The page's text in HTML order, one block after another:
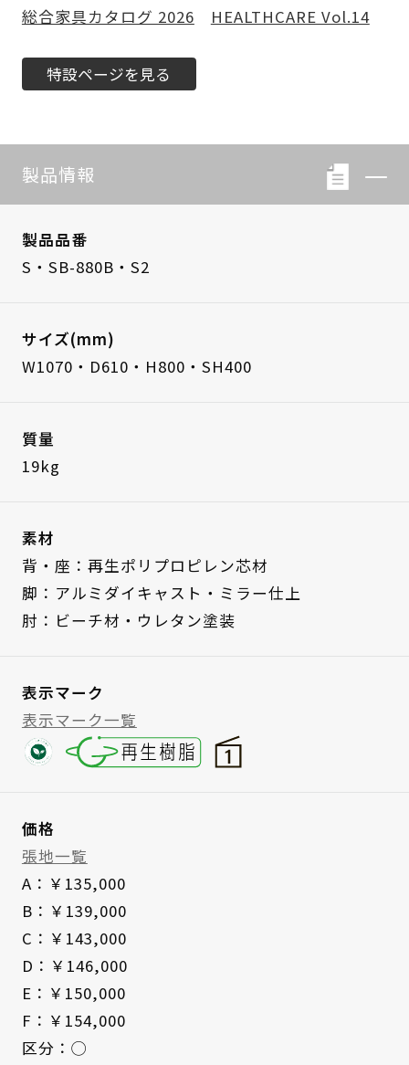
総合家具カタログ 2026 HEALTHCARE Vol.14
特設ページを見る
製品情報
製品品番
S・SB-880B・S2
サイズ(mm)
W1070・D610・H800・SH400
質量
19kg
素材
背・座：再生ポリプロピレン芯材
脚：アルミダイキャスト・ミラー仕上
肘：ビーチ材・ウレタン塗装
表示マーク
表示マーク一覧
価格
張地一覧
A：￥135,000
B：￥139,000
C：￥143,000
D：￥146,000
E：￥150,000
F：￥154,000
区分：◯